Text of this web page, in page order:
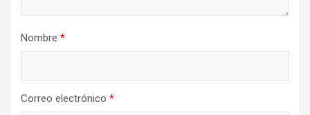
Nombre *
Correo electrónico *